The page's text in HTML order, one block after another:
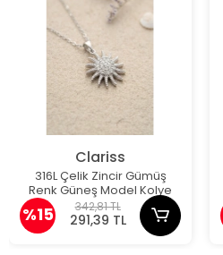
Clariss
316L Çelik Zincir Gümüş
Renk Güneş Model Kolye
%15 342,81 TL
291,39 TL